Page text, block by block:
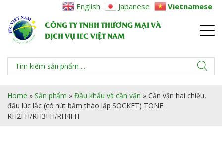
CÔNG TY TNHH THƯƠNG MẠI VÀ
DỊCH VỤ IEC VIỆT NAM
Home » Sản phẩm » Đầu khẩu và cần vặn » Cần vặn hai chiều,
đầu lúc lắc (có nút bấm tháo lắp SOCKET) TONE
RH2FH/RH3FH/RH4FH
English Japanese Vietnamese